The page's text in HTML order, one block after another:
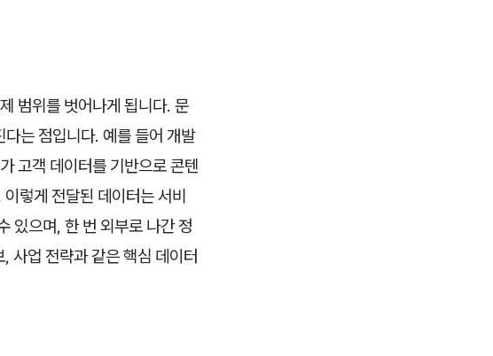
범위를 벗어나게 됩니다. 문
다는 점입니다. 예를 들어 개발
고객 데이터를 기반으로 콘텐
렇게 전달된 데이터는 서비
있으며, 한 번 외부로 나간 정
사업 전략과 같은 핵심 데이터